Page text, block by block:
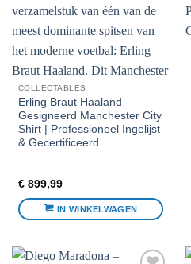
COLLECTABLES
Erling Braut Haaland –
Gesigneerd Manchester City
Shirt | Professioneel Ingelijst
& Gecertificeerd
€899,99
IN WINKELWAGEN